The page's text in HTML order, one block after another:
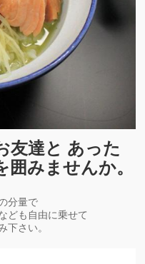
友達と あった
みませんか。
分量で
ども自由に乗せて
下さい。